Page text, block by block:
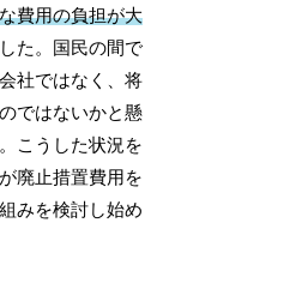
費用の負担が大
た。国民の間で
社ではなく、将
ではないかと懸
こうした状況を
廃止措置費用を
みを検討し始め